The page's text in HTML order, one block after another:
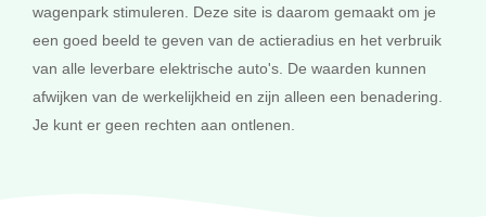
wagenpark stimuleren. Deze site is daarom gemaakt om je
een goed beeld te geven van de actieradius en het verbruik
van alle leverbare elektrische auto's. De waarden kunnen
afwijken van de werkelijkheid en zijn alleen een benadering.
Je kunt er geen rechten aan ontlenen.